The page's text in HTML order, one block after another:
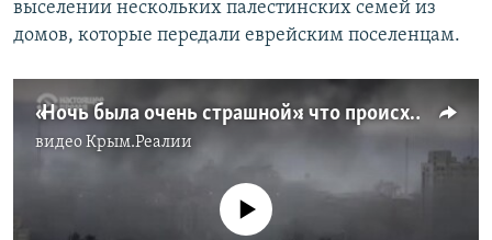
выселении нескольких палестинских семей из
домов, которые передали еврейским поселенцам.
«Ночь была очень страшной»: что происходит между Израилем и Палестиной (видео)
видеоКрым.Реалии
No media source currently available